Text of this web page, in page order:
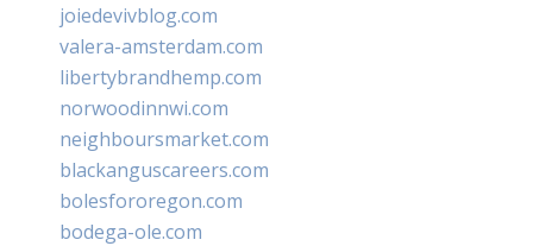
joiedevivblog.com
valera-amsterdam.com
libertybrandhemp.com
norwoodinnwi.com
neighboursmarket.com
blackanguscareers.com
bolesfororegon.com
bodega-ole.com